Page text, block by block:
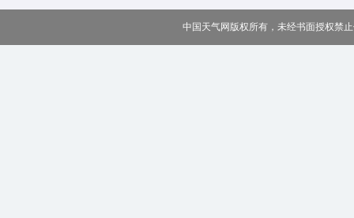
中国天气网版权所有，未经书面授权